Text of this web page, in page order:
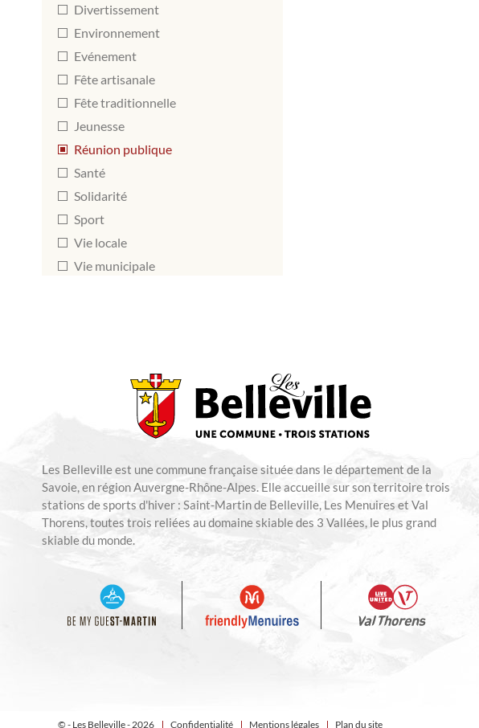
Divertissement
Environnement
Evénement
Fête artisanale
Fête traditionnelle
Jeunesse
Réunion publique
Santé
Solidarité
Sport
Vie locale
Vie municipale
Les Belleville est une commune française située dans le département de la
Savoie, en région Auvergne-Rhône-Alpes. Elle accueille sur son territoire trois
stations de sports d'hiver : Saint-Martin de Belleville, Les Menuires et Val
Thorens, toutes trois reliées au domaine skiable des 3 Vallées, le plus grand
skiable du monde.
© - Les Belleville - 2026 Confidentialité Mentions légales Plan du site